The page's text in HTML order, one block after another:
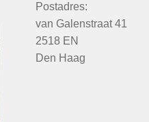
Postadres:
van Galenstraat 41
2518 EN
Den Haag